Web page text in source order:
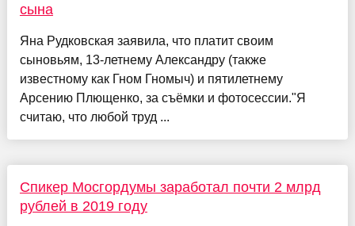
сына
Яна Рудковская заявила, что платит своим
сыновьям, 13-летнему Александру (также
известному как Гном Гномыч) и пятилетнему
Арсению Плющенко, за съёмки и фотосессии."Я
считаю, что любой труд ...
Спикер Мосгордумы заработал почти 2 млрд
рублей в 2019 году